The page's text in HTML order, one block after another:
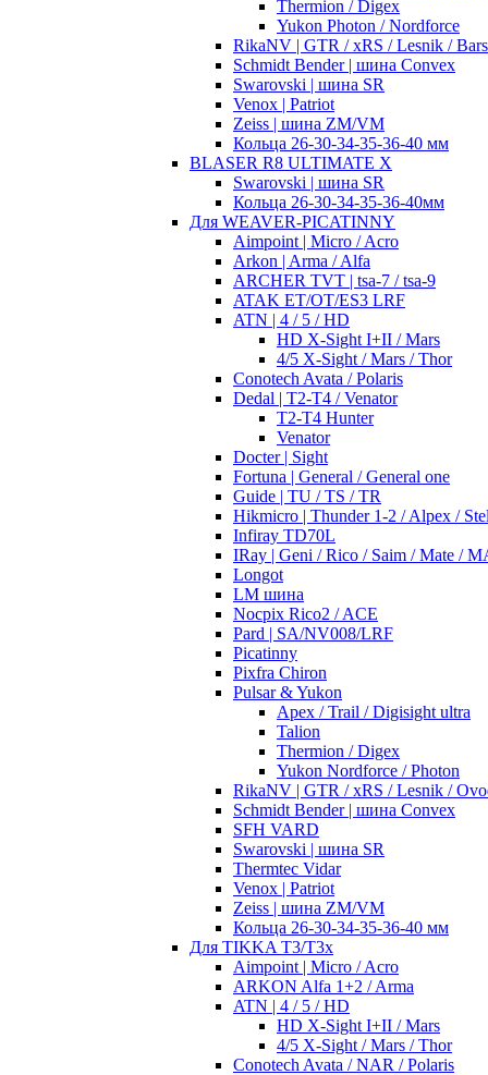
Thermion / Digex
Yukon Photon / Nordforce
RikaNV | GTR / xRS / Lesnik /
Schmidt Bender | шина Convex
Swarovski | шина SR
Venox | Patriot
Zeiss | шина ZM/VM
Кольца 26-30-34-35-36-40 мм
BLASER R8 ULTIMATE X
Swarovski | шина SR
Кольца 26-30-34-35-36-40мм
Для WEAVER-PICATINNY
Aimpoint | Micro / Acro
Arkon | Arma / Alfa
ARCHER TVT | tsa-7 / tsa-9
ATAK ET/OT/ES3 LRF
ATN | 4 / 5 / HD
HD X-Sight I+II / Mars
4/5 X-Sight / Mars / Thor
Conotech Avata / Polaris
Dedal | T2-T4 / Venator
T2-T4 Hunter
Venator
Docter | Sight
Fortuna | General / General one
Guide | TU / TS / TR
Hikmicro | Thunder 1-2 / Alpex /
Infiray TD70L
IRay | Geni / Rico / Saim / Mate /
Longot
LM шина
Nocpix Rico2 / ACE
Pard | SA/NV008/LRF
Picatinny
Pixfra Chiron
Pulsar & Yukon
Apex / Trail / Digisight ultra
Talion
Thermion / Digex
Yukon Nordforce / Photon
RikaNV | GTR / xRS / Lesnik /
Schmidt Bender | шина Convex
SFH VARD
Swarovski | шина SR
Thermtec Vidar
Venox | Patriot
Zeiss | шина ZM/VM
Кольца 26-30-34-35-36-40 мм
Для TIKKA T3/T3x
Aimpoint | Micro / Acro
ARKON Alfa 1+2 / Arma
ATN | 4 / 5 / HD
HD X-Sight I+II / Mars
4/5 X-Sight / Mars / Thor
Conotech Avata / NAR / Polaris